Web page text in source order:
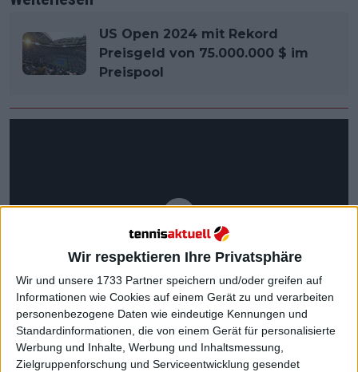
Wir respektieren Ihre Privatsphäre
Wir und unsere 1733 Partner speichern und/oder greifen auf
Informationen wie Cookies auf einem Gerät zu und verarbeiten
personenbezogene Daten wie eindeutige Kennungen und
Standardinformationen, die von einem Gerät für personalisierte
Werbung und Inhalte, Werbung und Inhaltsmessung,
Zielgruppenforschung und Serviceentwicklung gesendet
US Open 2024 mit Rekord
Preisgeld von 75.000.000 $ im
Preispool